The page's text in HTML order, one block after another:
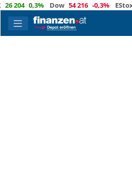
0,3% Dow 54 216 -0,3% EStoxx50